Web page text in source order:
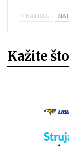
NATRAG
Kažite